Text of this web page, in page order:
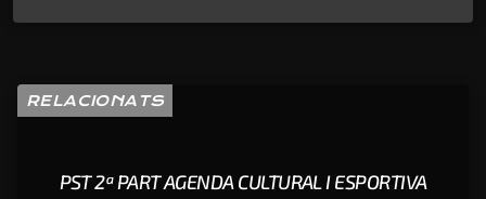
RELACIONATS
PST 2ª PART AGENDA CULTURAL I ESPORTIVA